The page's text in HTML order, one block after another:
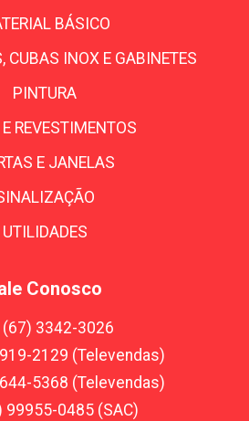
BÁSICO
CUBAS INOX E GABINETES
PINTURA
REVESTIMENTOS
E JANELAS
UTILIDADES
Conosco
(67) 3342-3026
2129 (Televendas)
5368 (Televendas)
99955-0485 (SAC)